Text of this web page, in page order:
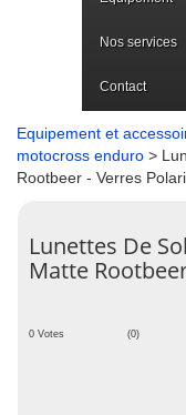
Nos services
Contact
Equipement et
motocross enduro >
Rootbeer - Verres
Lunettes De
Matte
0 Votes (0)